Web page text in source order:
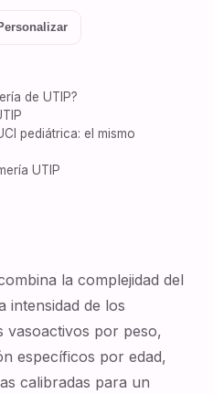
de UTIP?
pediátrica: el mismo
UTIP
la complejidad del
intensidad de los
vasoactivos por peso,
específicos por edad,
calibradas para un